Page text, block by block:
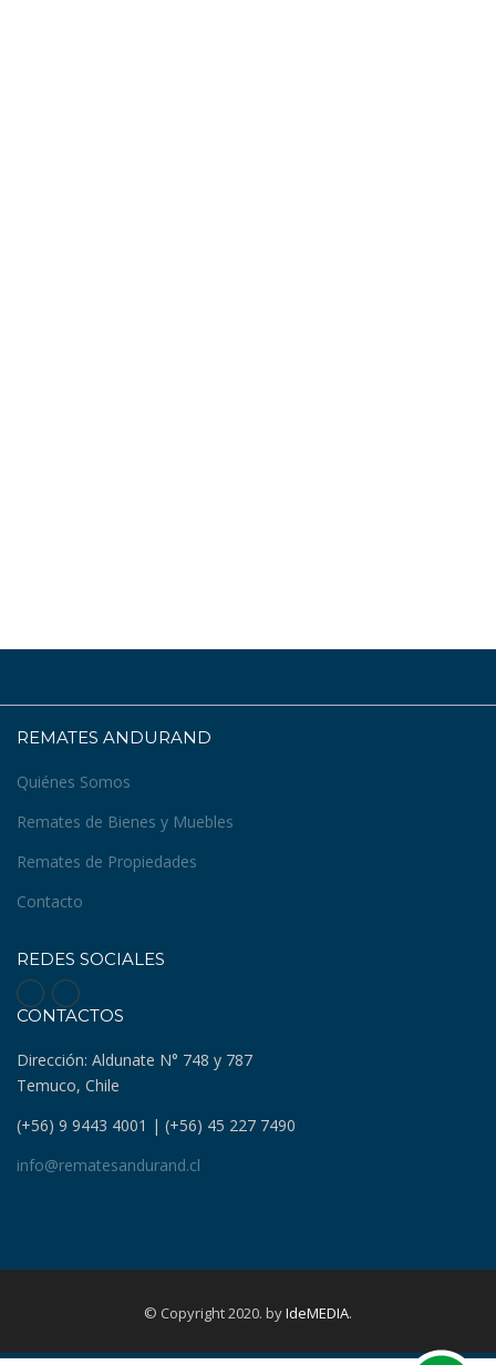
REMATES ANDURAND
Quiénes Somos
Remates de Bienes y Muebles
Remates de Propiedades
Contacto
REDES SOCIALES
CONTACTOS
Dirección: Aldunate N° 748 y 787
Temuco, Chile
(+56) 9 9443 4001 | (+56) 45 227 7490
info@rematesandurand.cl
© Copyright 2020. byIdeMEDIA.